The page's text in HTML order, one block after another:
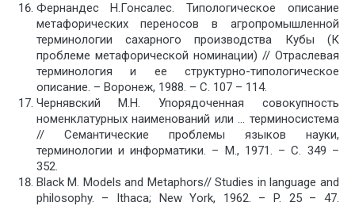
Фернандес Н.Гонсалес. Типологическое описание
метафорических переносов в агропромышленной
терминологии сахарного производства Кубы (К
проблеме метафорической номинации) // Отраслевая
терминология и ее структурно-типологическое
описание. – Воронеж, 1988. – С. 107 – 114.
Чернявский М.Н. Упорядоченная совокупность
номенклатурных наименований или … терминосистема
// Семантические проблемы языков науки,
терминологии и информатики. – М., 1971. – С. 349 –
352.
Black M. Models and Metaphors// Studies in language and
philosophy. – Ithaca; New York, 1962. – P. 25 – 47.